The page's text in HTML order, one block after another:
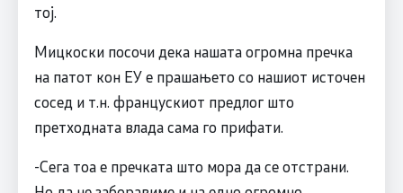
тој.
Мицкоски посочи дека нашата огромна пречка
на патот кон ЕУ е прашањето со нашиот источен
сосед и т.н. францускиот предлог што
претходната влада сама го прифати.
-Сега тоа е пречката што мора да се отстрани.